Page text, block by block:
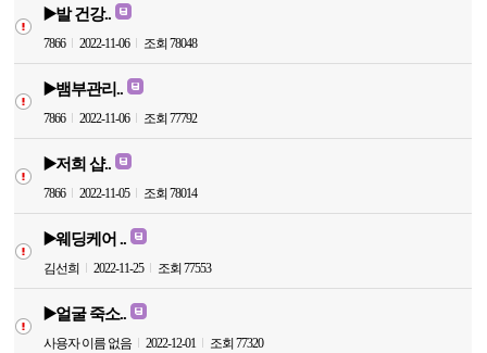
▶️발 건강..
7866 2022-11-06 조회 78048
▶️뱀부관리..
7866 2022-11-06 조회 77792
▶️저희 샵..
7866 2022-11-05 조회 78014
▶️웨딩케어 ..
김선희 2022-11-25 조회 77553
▶️얼굴 죽소..
사용자 이름 없음 2022-12-01 조회 77320